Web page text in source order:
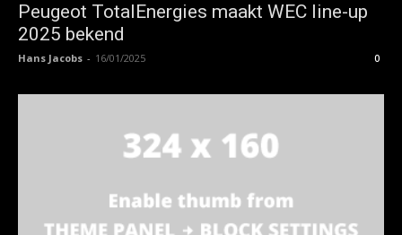
Peugeot TotalEnergies maakt WEC line-up
2025 bekend
Hans Jacobs - 16/01/2025 0